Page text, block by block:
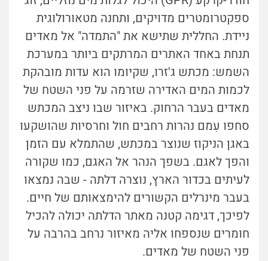
ספקטרומטרים מדויקים, ותחנה מטאורולוגית
ניידת. החללית שתישא את "התמדה" אל מאדים
תנחת באחד האתרים המרתקים ביותר במערכת
השמש: מכתש ג'זרו, שקיומו הוא עדות מובהקת
לכמות המים האדירה שזרמה על פני השטח של
מאדים בעבר הרחוק. באיזור שבו ניצב המכתש
סחפו עִמם נהרות רחבים חול וחרסיות שהושקעו
באגן הניקוז שנוצר במכתש, שהתמלא עם הזמן
והפך לאגם. בשפך הנהר אל האגם, כמו שקורה
לעיתים בכדור הארץ, נוצרה דלתה - שבה נמצאו
בעבר מינרלים הקשורים להימצאותם של חיים.
לפיכך, דגימה קטנה מאתר הדלתה יכולה להכיל
חומרים שנספחו אליה מאיזור נרחב בהרבה על
פני השטח של מאדים.